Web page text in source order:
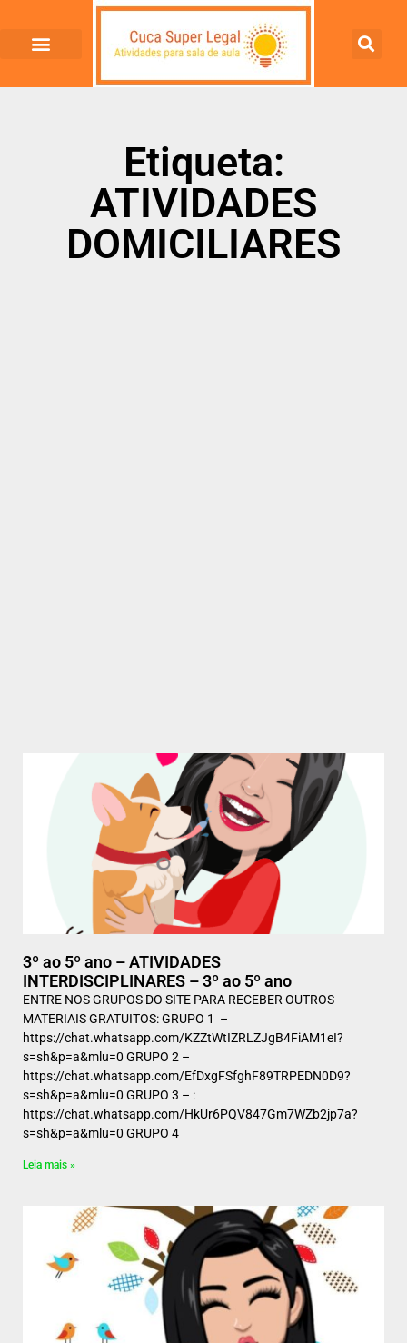
Etiqueta:
ATIVIDADES
DOMICILIARES
3º ao 5º ano – ATIVIDADES
INTERDISCIPLINARES – 3º ao 5º ano
ENTRE NOS GRUPOS DO SITE PARA RECEBER OUTROS
MATERIAIS GRATUITOS: GRUPO 1 –
https://chat.whatsapp.com/KZZtWtIZRLZJgB4FiAM1eI?
s=sh&p=a&mlu=0 GRUPO 2 –
https://chat.whatsapp.com/EfDxgFSfghF89TRPEDN0D9?
s=sh&p=a&mlu=0 GRUPO 3 – :
https://chat.whatsapp.com/HkUr6PQV847Gm7WZb2jp7a?
s=sh&p=a&mlu=0 GRUPO 4
Leia mais »